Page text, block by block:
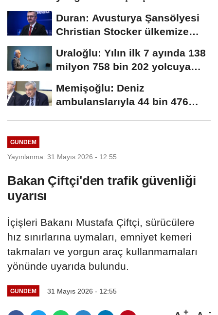
Duran: Avusturya Şansölyesi
Christian Stocker ülkemize
Uraloğlu: Yılın ilk 7 ayında 138
milyon 758 bin 202 yolcuya
Memişoğlu: Deniz
ambulanslarıyla 44 bin 476
GÜNDEM
Yayınlanma: 31 Mayıs 2026 - 12:55
Bakan Çiftçi'den trafik güvenliği
uyarısı
İçişleri Bakanı Mustafa Çiftçi, sürücülere
hız sınırlarına uymaları, emniyet kemeri
takmaları ve yorgun araç kullanmamaları
yönünde uyarıda bulundu.
GÜNDEM 31 Mayıs 2026 - 12:55